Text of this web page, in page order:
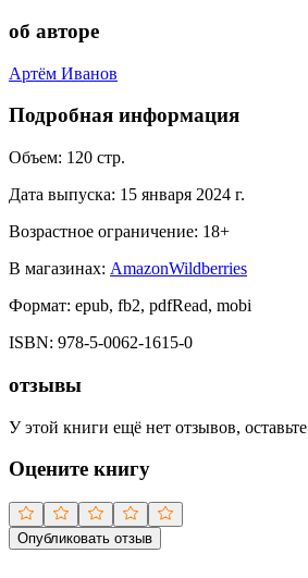
об авторе
Артём Иванов
Подробная информация
Объем: 120 стр.
Дата выпуска: 15 января 2024 г.
Возрастное ограничение: 18+
В магазинах: AmazonWildberries
Формат: epub, fb2, pdfRead, mobi
ISBN: 978-5-0062-1615-0
отзывы
У этой книги ещё нет отзывов,
Оцените книгу
Опубликовать отзыв